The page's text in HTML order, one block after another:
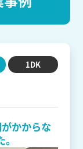
1DK
かからな